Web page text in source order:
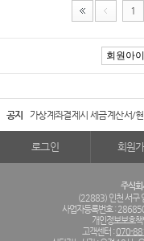
1
공지 가상계좌결제시 세금계산서/
로그인 회원
주식회
(22883) 인천 서구
사업자등록번호 :
개인정보보호
고객센터 :070-